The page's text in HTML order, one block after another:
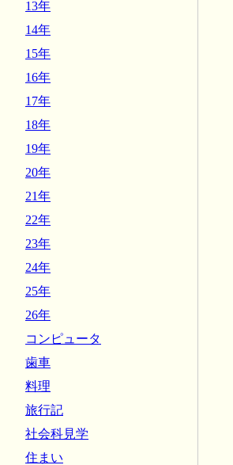
13年
14年
15年
16年
17年
18年
19年
20年
21年
22年
23年
24年
25年
26年
コンピュータ
歯車
料理
旅行記
社会科見学
住まい